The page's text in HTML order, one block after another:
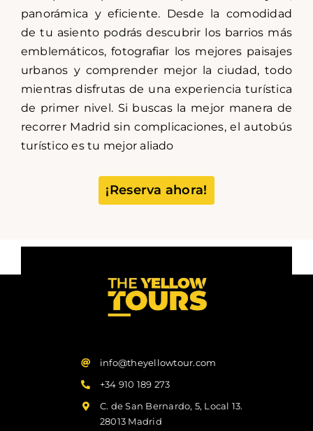
panorámica y eficiente. Desde la comodidad
de tu asiento podrás descubrir los barrios más
emblemáticos, fotografiar los mejores paisajes
urbanos y comprender mejor la ciudad, todo
mientras disfrutas de una experiencia turística
de primer nivel. Si buscas la mejor manera de
recorrer Madrid sin complicaciones, el autobús
turístico es tu mejor aliado
¡Reserva ahora!
info@theyellowtour.com
+34 910 189 273
C. de San Bernardo, 5, Local 13.
28013 Madrid